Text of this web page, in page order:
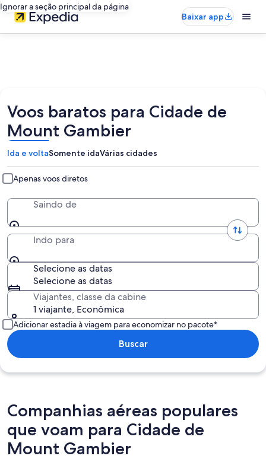
Ignorar a seção principal da página
Baixar app
Voos baratos para Cidade de
Mount Gambier
Ida e voltaSomente idaVárias cidades
Apenas voos diretos
Saindo de
Indo para
Selecione as datas
Selecione as datas
Viajantes, classe da cabine
1 viajante, Econômica
Adicionar estadia à viagem para economizar no pacote*
Buscar
Companhias aéreas populares
que voam para Cidade de
Mount Gambier